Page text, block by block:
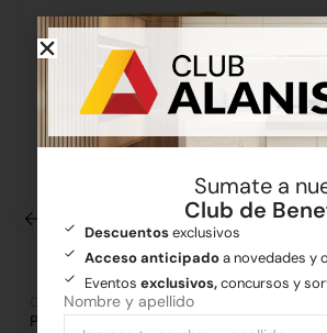
Cementos
Pegamento Perfecto Flexible 25kg
Sumate a
Club de
Descuentosexclusivos
Acceso anticipadoa novedades y
Eventos exclusivos,concursos y
Nombre y apellido